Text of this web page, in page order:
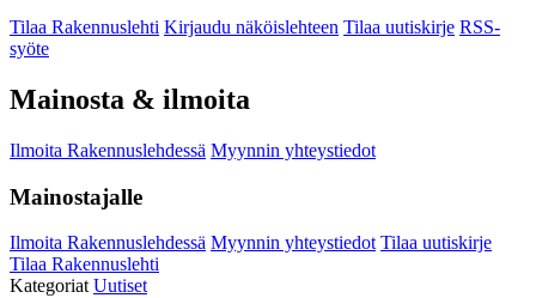
Tilaa Rakennuslehti Kirjaudu näköislehteen Tilaa uutiskirje RSS-
syöte
Mainosta & ilmoita
Ilmoita Rakennuslehdessä Myynnin yhteystiedot
Mainostajalle
Ilmoita Rakennuslehdessä Myynnin yhteystiedot Tilaa uutiskirje
Tilaa Rakennuslehti
KategoriatUutiset